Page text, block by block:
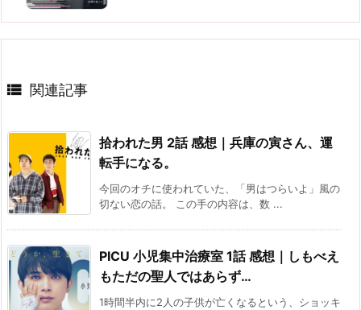
 関連記事
拾われた男 2話 感想｜兵庫の寅さん、運
転手になる。
今回のオチに使われていた、「男はつらいよ」風の
切ない恋の話。 この手の内容は、数 ...
PICU 小児集中治療室 1話 感想｜しもべえ
もただの聖人ではあらず…
1時間半内に2人の子供が亡くなるという、ショッキ